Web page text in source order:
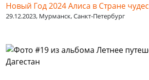
Новый Год 2024 Алиса в Стране чудес
29.12.2023, Мурманск, Санкт-Петербург